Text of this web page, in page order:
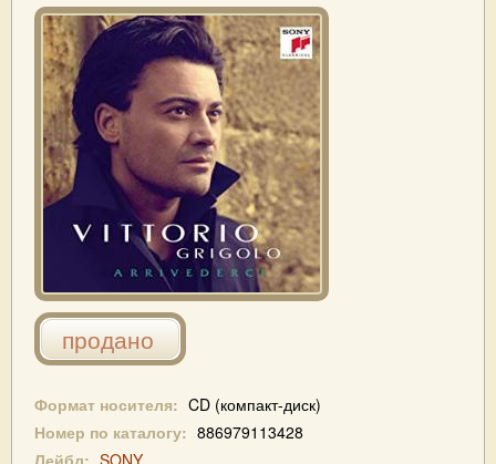
продано
Формат носителя: CD (компакт-диск)
Номер по каталогу: 886979113428
Лейбл: SONY